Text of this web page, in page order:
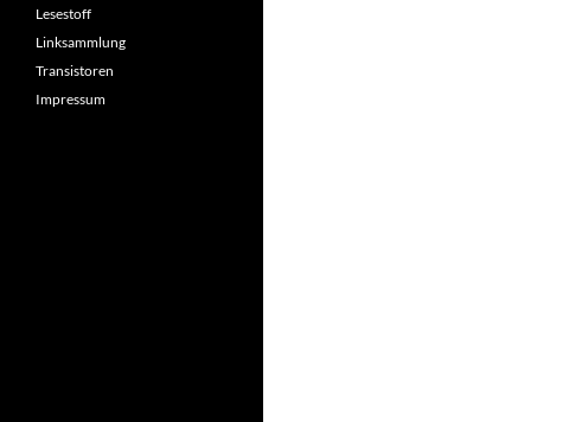
Lesestoff
Linksammlung
Transistoren
Impressum